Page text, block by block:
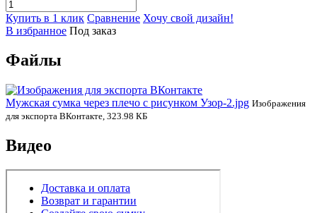
Купить в 1 клик Сравнение Хочу свой дизайн!
В избранное Под заказ
Файлы
Мужская сумка через плечо с рисунком Узор-2.jpg Изображения
для экспорта ВКонтакте, 323.98 КБ
Видео